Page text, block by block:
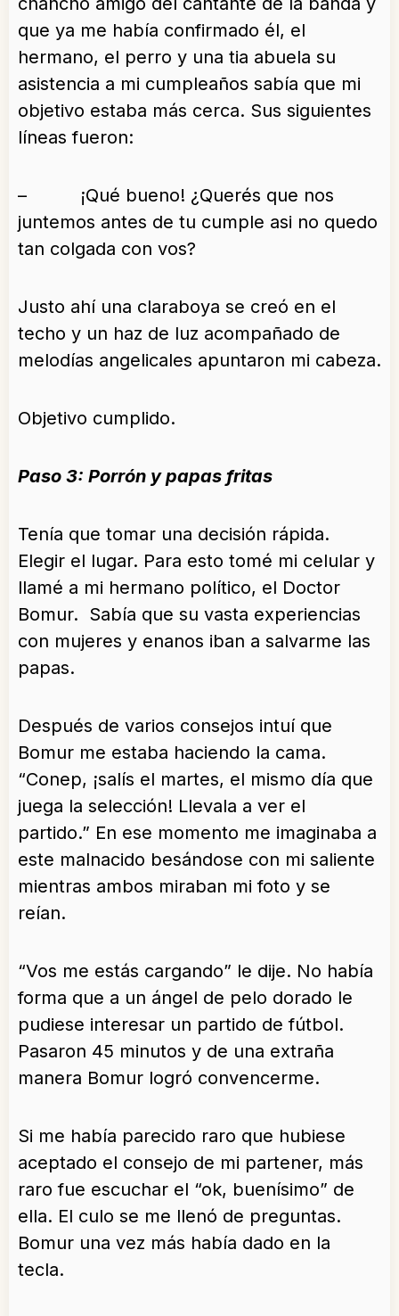
que ya me había confirmado él, el
hermano, el perro y una tia abuela su
asistencia a mi cumpleaños sabía que mi
objetivo estaba más cerca. Sus siguientes
líneas fueron:
– ¡Qué bueno! ¿Querés que nos
juntemos antes de tu cumple asi no quedo
tan colgada con vos?
Justo ahí una claraboya se creó en el
techo y un haz de luz acompañado de
melodías angelicales apuntaron mi cabeza.
Objetivo cumplido.
Paso 3: Porrón y papas fritas
Tenía que tomar una decisión rápida.
Elegir el lugar. Para esto tomé mi celular y
llamé a mi hermano político, el Doctor
Bomur. Sabía que su vasta experiencias
con mujeres y enanos iban a salvarme las
papas.
Después de varios consejos intuí que
Bomur me estaba haciendo la cama.
“Conep, ¡salís el martes, el mismo día que
juega la selección! Llevala a ver el
partido.” En ese momento me imaginaba a
este malnacido besándose con mi saliente
mientras ambos miraban mi foto y se
reían.
“Vos me estás cargando” le dije. No había
forma que a un ángel de pelo dorado le
pudiese interesar un partido de fútbol.
Pasaron 45 minutos y de una extraña
manera Bomur logró convencerme.
Si me había parecido raro que hubiese
aceptado el consejo de mi partener, más
raro fue escuchar el “ok, buenísimo” de
ella. El culo se me llenó de preguntas.
Bomur una vez más había dado en la
tecla.